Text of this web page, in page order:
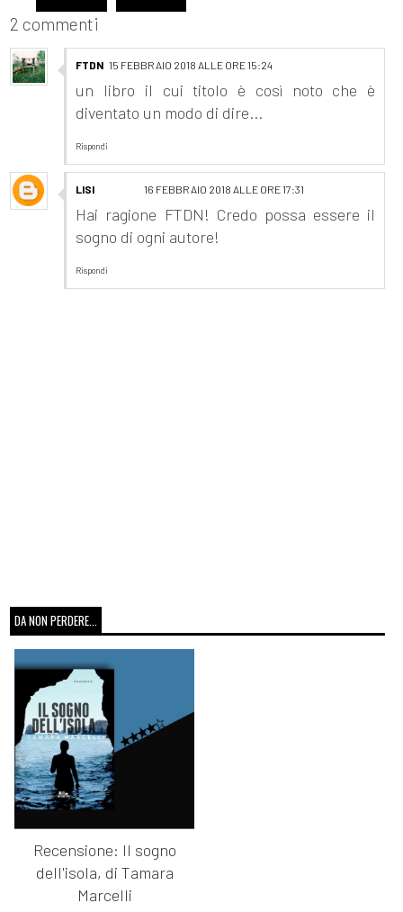
2 commenti
FTDN 15 FEBBRAIO 2018 ALLE ORE 15:24
un libro il cui titolo è così noto che è
diventato un modo di dire...
Rispondi
LISI 16 FEBBRAIO 2018 ALLE ORE 17:31
Hai ragione FTDN! Credo possa essere il
sogno di ogni autore!
Rispondi
DA NON PERDERE...
Recensione: Il sogno
dell'isola, di Tamara
Marcelli